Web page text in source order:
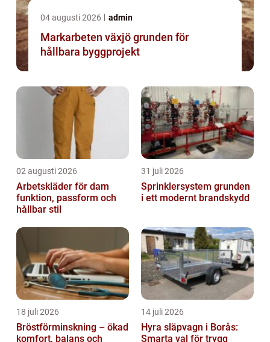
04 augusti 2026 admin
Markarbeten växjö grunden för
hållbara byggprojekt
02 augusti 2026
Arbetskläder för dam
funktion, passform och
hållbar stil
31 juli 2026
Sprinklersystem grunden
i ett modernt brandskydd
18 juli 2026
Bröstförminskning – ökad
komfort, balans och
14 juli 2026
Hyra släpvagn i Borås:
Smarta val för trygg